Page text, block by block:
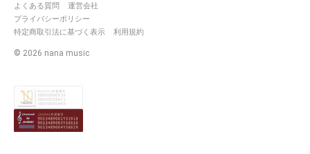
よくある質問
運営会社
プライバシーポリシー
特定商取引法に基づく表示
利用規約
© 2026 nana music